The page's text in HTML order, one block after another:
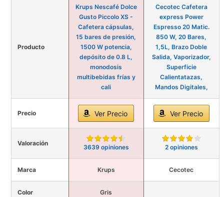
Producto
Krups Nescafé Dolce
Gusto Piccolo XS -
Cafetera cápsulas,
15 bares de presión,
1500 W potencia,
depósito de 0.8 L,
monodosis
multibebidas frías y
cali
Cecotec Cafetera
express Power
Espresso 20 Matic.
850 W, 20 Bares,
1,5L, Brazo Doble
Salida, Vaporizador,
Superficie
Calientatazas,
Mandos Digitales,
Precio Ver Precio Ver Precio
Valoración
3639 opiniones 2 opiniones
Marca Krups Cecotec
Color Gris